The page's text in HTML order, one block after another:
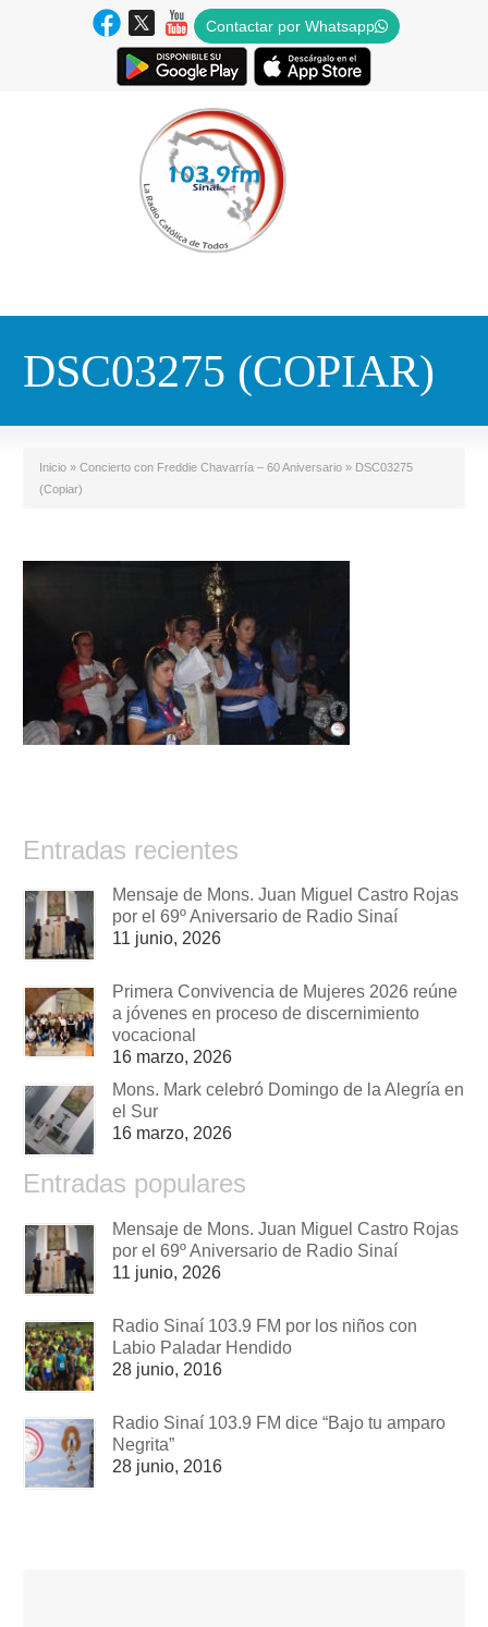
Contactar por Whatsapp
DSC03275 (COPIAR)
Inicio » Concierto con Freddie Chavarría – 60 Aniversario » DSC03275
(Copiar)
Entradas recientes
Mensaje de Mons. Juan Miguel Castro Rojas
por el 69º Aniversario de Radio Sinaí
11 junio, 2026
Primera Convivencia de Mujeres 2026 reúne
a jóvenes en proceso de discernimiento
vocacional
16 marzo, 2026
Mons. Mark celebró Domingo de la Alegría en
el Sur
16 marzo, 2026
Entradas populares
Mensaje de Mons. Juan Miguel Castro Rojas
por el 69º Aniversario de Radio Sinaí
11 junio, 2026
Radio Sinaí 103.9 FM por los niños con
Labio Paladar Hendido
28 junio, 2016
Radio Sinaí 103.9 FM dice “Bajo tu amparo
Negrita”
28 junio, 2016